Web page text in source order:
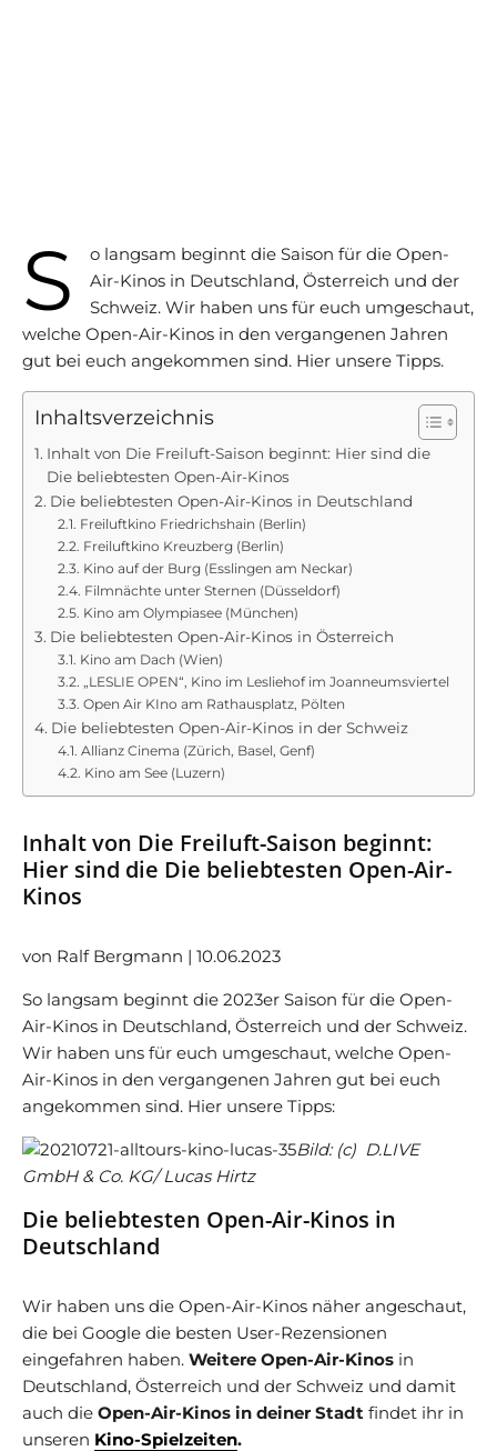
S
o langsam beginnt die Saison für die Open-
Air-Kinos in Deutschland, Österreich und der
Schweiz. Wir haben uns für euch umgeschaut,
welche Open-Air-Kinos in den vergangenen Jahren
gut bei euch angekommen sind. Hier unsere Tipps.
Inhaltsverzeichnis
Inhalt von Die Freiluft-Saison beginnt: Hier sind die
Die beliebtesten Open-Air-Kinos
Die beliebtesten Open-Air-Kinos in Deutschland
Freiluftkino Friedrichshain (Berlin)
Freiluftkino Kreuzberg (Berlin)
Kino auf der Burg (Esslingen am Neckar)
Filmnächte unter Sternen (Düsseldorf)
Kino am Olympiasee (München)
Die beliebtesten Open-Air-Kinos in Österreich
Kino am Dach (Wien)
„LESLIE OPEN“, Kino im Lesliehof im Joanneumsviertel
Open Air KIno am Rathausplatz, Pölten
Die beliebtesten Open-Air-Kinos in der Schweiz
Allianz Cinema (Zürich, Basel, Genf)
Kino am See (Luzern)
Inhalt von Die Freiluft-Saison beginnt:
Hier sind die Die beliebtesten Open-Air-
Kinos
von Ralf Bergmann | 10.06.2023
So langsam beginnt die 2023er Saison für die Open-
Air-Kinos in Deutschland, Österreich und der Schweiz.
Wir haben uns für euch umgeschaut, welche Open-
Air-Kinos in den vergangenen Jahren gut bei euch
angekommen sind. Hier unsere Tipps:
Bild: (c) D.LIVE
GmbH & Co. KG/ Lucas Hirtz
Die beliebtesten Open-Air-Kinos in
Deutschland
Wir haben uns die Open-Air-Kinos näher angeschaut,
die bei Google die besten User-Rezensionen
eingefahren haben. Weitere Open-Air-Kinos in
Deutschland, Österreich und der Schweiz und damit
auch die Open-Air-Kinos in deiner Stadt findet ihr in
unseren Kino-Spielzeiten.